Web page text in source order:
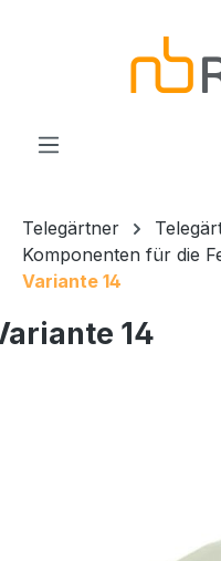
Telegärtner
Komponenten für die
Variante 14
14